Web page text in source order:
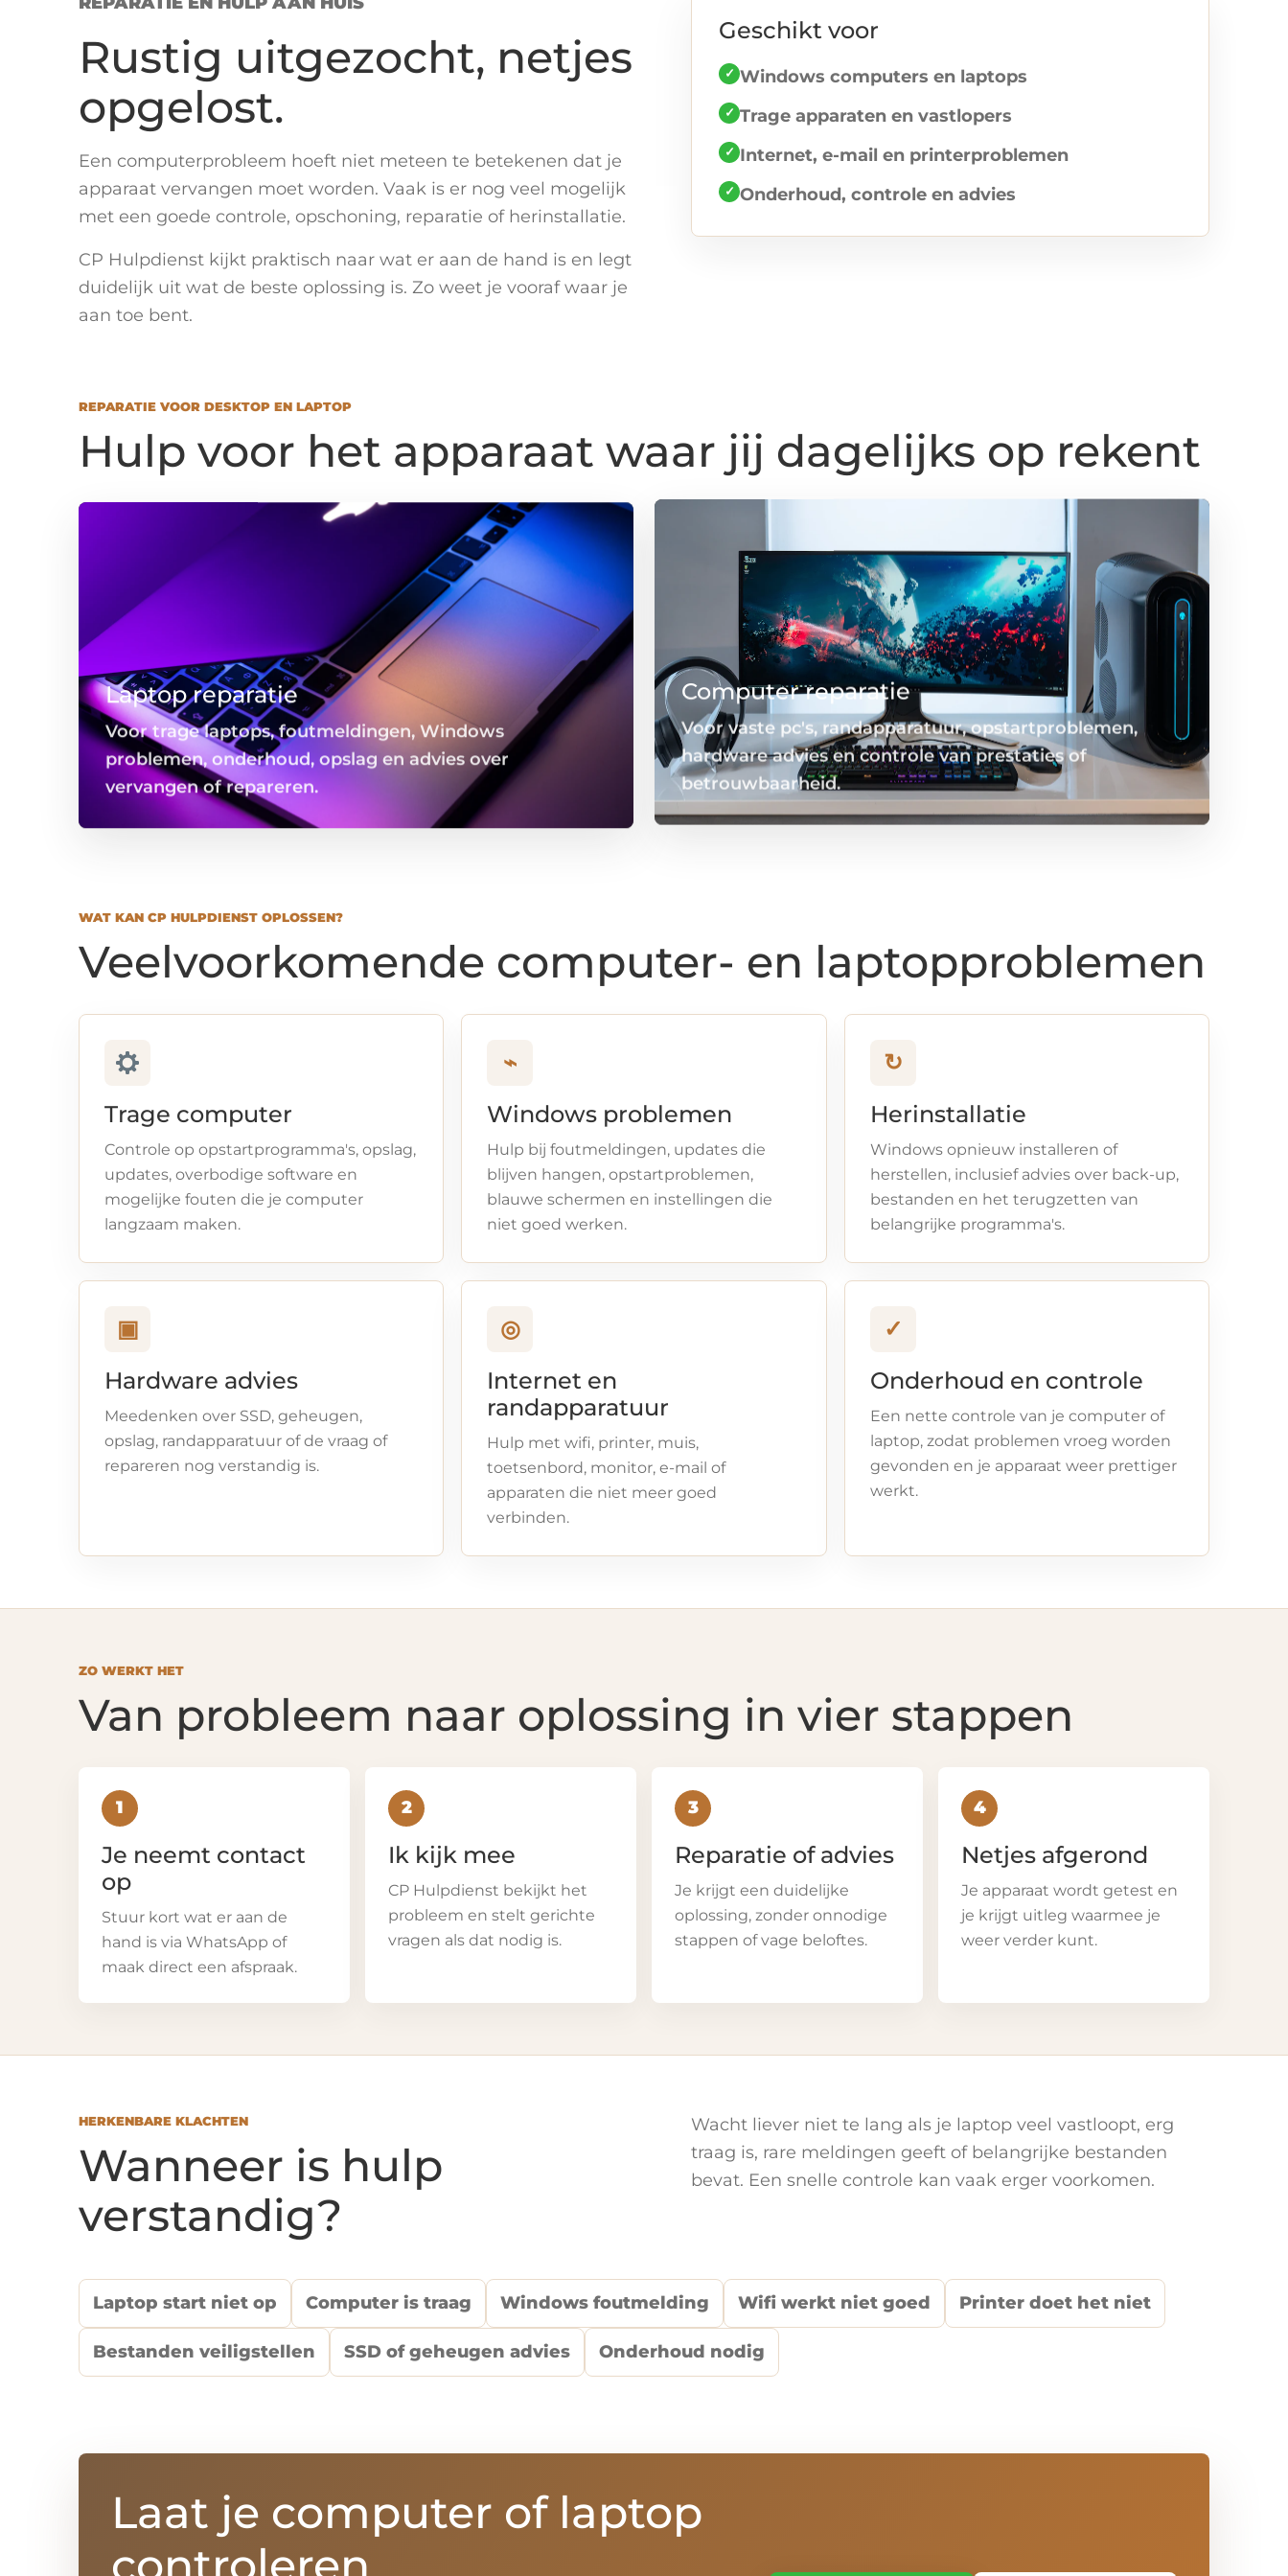
Rustig uitgezocht, netjes
opgelost.
Een computerprobleem hoeft niet meteen te betekenen dat je
apparaat vervangen moet worden. Vaak is er nog veel mogelijk
met een goede controle, opschoning, reparatie of herinstallatie.
CP Hulpdienst kijkt praktisch naar wat er aan de hand is en legt
duidelijk uit wat de beste oplossing is. Zo weet je vooraf waar je
aan toe bent.
Geschikt voor
✓ Windows computers en laptops
✓ Trage apparaten en vastlopers
✓ Internet, e-mail en printerproblemen
✓ Onderhoud, controle en advies
REPARATIE VOOR DESKTOP EN LAPTOP
Hulp voor het apparaat waar jij dagelijks op rekent
Laptop reparatie
Voor trage laptops, foutmeldingen, Windows
problemen, onderhoud, opslag en advies over
vervangen of repareren.
Computer reparatie
Voor vaste pc's, randapparatuur, opstartproblemen,
hardware advies en controle van prestaties of
betrouwbaarheid.
WAT KAN CP HULPDIENST OPLOSSEN?
Veelvoorkomende computer- en laptopproblemen
Trage computer
Controle op opstartprogramma's, opslag,
updates, overbodige software en
mogelijke fouten die je computer
langzaam maken.
⌁
Windows problemen
Hulp bij foutmeldingen, updates die
blijven hangen, opstartproblemen,
blauwe schermen en instellingen die
niet goed werken.
↻
Herinstallatie
Windows opnieuw installeren of
herstellen, inclusief advies over back-up,
bestanden en het terugzetten van
belangrijke programma's.
▣
Hardware advies
Meedenken over SSD, geheugen,
opslag, randapparatuur of de vraag of
repareren nog verstandig is.
◎
Internet en
randapparatuur
Hulp met wifi, printer, muis,
toetsenbord, monitor, e-mail of
apparaten die niet meer goed
verbinden.
✓
Onderhoud en controle
Een nette controle van je computer of
laptop, zodat problemen vroeg worden
gevonden en je apparaat weer prettiger
werkt.
ZO WERKT HET
Van probleem naar oplossing in vier stappen
1
Je neemt contact
op
Stuur kort wat er aan de
hand is via WhatsApp of
maak direct een afspraak.
2
Ik kijk mee
CP Hulpdienst bekijkt het
probleem en stelt gerichte
vragen als dat nodig is.
3
Reparatie of advies
Je krijgt een duidelijke
oplossing, zonder onnodige
stappen of vage beloftes.
4
Netjes afgerond
Je apparaat wordt getest en
je krijgt uitleg waarmee je
weer verder kunt.
HERKENBARE KLACHTEN
Wanneer is hulp
verstandig?
Wacht liever niet te lang als je laptop veel vastloopt, erg
traag is, rare meldingen geeft of belangrijke bestanden
bevat. Een snelle controle kan vaak erger voorkomen.
Laptop start niet op Computer is traag Windows foutmelding Wifi werkt niet goed Printer doet het niet
Bestanden veiligstellen SSD of geheugen advies Onderhoud nodig
Laat je computer of laptop
controleren